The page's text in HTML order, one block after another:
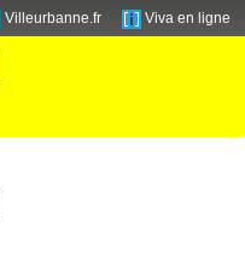
Villeurbanne.fr Viva en ligne